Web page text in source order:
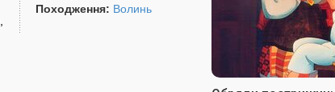
Походження: Волинь